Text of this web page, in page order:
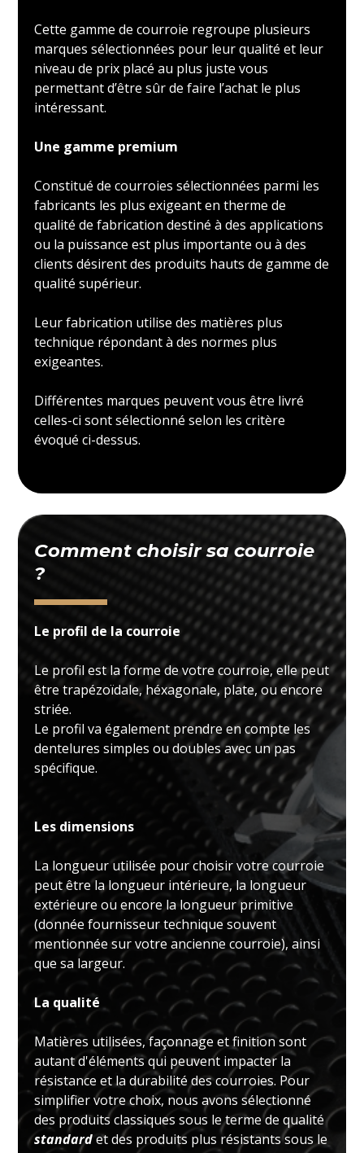
Cette gamme de courroie regroupe plusieurs
marques sélectionnées pour leur qualité et leur
niveau de prix placé au plus juste vous
permettant d’être sûr de faire l’achat le plus
intéressant.
Une gamme premium
Constitué de courroies sélectionnées parmi les
fabricants les plus exigeant en therme de
qualité de fabrication destiné à des applications
ou la puissance est plus importante ou à des
clients désirent des produits hauts de gamme de
qualité supérieur.
Leur fabrication utilise des matières plus
technique répondant à des normes plus
exigeantes.
Différentes marques peuvent vous être livré
celles-ci sont sélectionné selon les critère
évoqué ci-dessus.
Comment choisir sa courroie
?
Le profil de la courroie
Le profil est la forme de votre courroie, elle peut
être trapézoïdale, héxagonale, plate, ou encore
striée.
Le profil va également prendre en compte les
dentelures simples ou doubles avec un pas
spécifique.
Les dimensions
La longueur utilisée pour choisir votre courroie
peut être la longueur intérieure, la longueur
extérieure ou encore la longueur primitive
(donnée fournisseur technique souvent
mentionnée sur votre ancienne courroie), ainsi
que sa largeur.
La qualité
Matières utilisées, façonnage et finition sont
autant d'éléments qui peuvent impacter la
résistance et la durabilité des courroies. Pour
simplifier votre choix, nous avons sélectionné
des produits classiques sous le terme de qualité
standardet des produits plus résistants sous le